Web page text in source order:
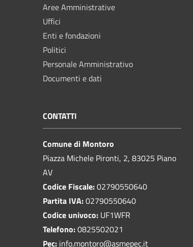
Aree Amministrative
Uffici
Enti e fondazioni
Politici
Personale Amministrativo
Documenti e dati
CONTATTI
Comune di Montoro
Piazza Michele Pironti, 2, 83025 Piano
AV
Codice Fiscale:02790550640
Partita IVA:02790550640
Codice univoco: UF1WFR
Telefono:0825502021
Pec: info.montoro@asmepec.it